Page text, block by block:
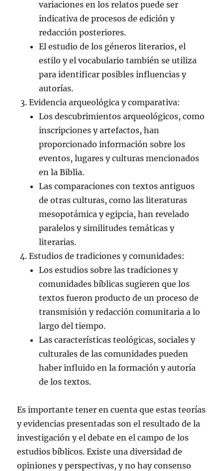
variaciones en los relatos puede ser
indicativa de procesos de edición y
redacción posteriores.
El estudio de los géneros literarios, el
estilo y el vocabulario también se utiliza
para identificar posibles influencias y
autorías.
Evidencia arqueológica y comparativa:
Los descubrimientos arqueológicos, como
inscripciones y artefactos, han
proporcionado información sobre los
eventos, lugares y culturas mencionados
en la Biblia.
Las comparaciones con textos antiguos
de otras culturas, como las literaturas
mesopotámica y egipcia, han revelado
paralelos y similitudes temáticas y
literarias.
Estudios de tradiciones y comunidades:
Los estudios sobre las tradiciones y
comunidades bíblicas sugieren que los
textos fueron producto de un proceso de
transmisión y redacción comunitaria a lo
largo del tiempo.
Las características teológicas, sociales y
culturales de las comunidades pueden
haber influido en la formación y autoría
de los textos.
Es importante tener en cuenta que estas teorías
y evidencias presentadas son el resultado de la
investigación y el debate en el campo de los
estudios bíblicos. Existe una diversidad de
opiniones y perspectivas, y no hay consenso